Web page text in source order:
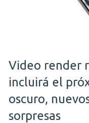
Video render
incluirá el
oscuro,
sorpresas